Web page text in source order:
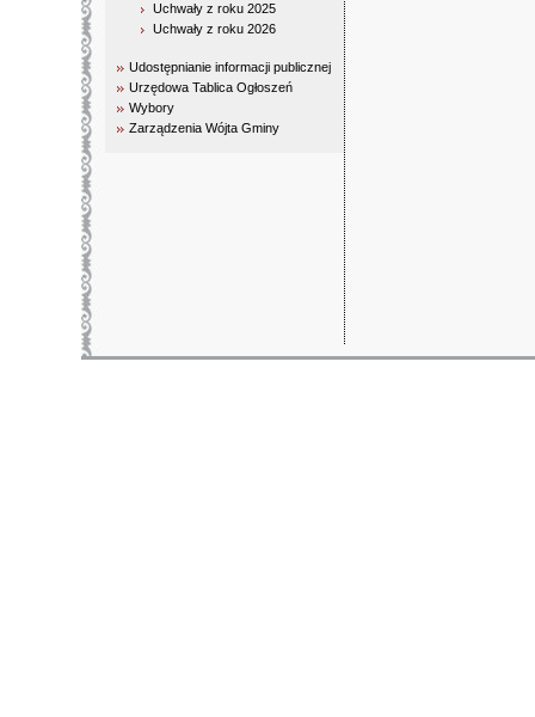
Uchwały z roku 2025
Uchwały z roku 2026
Udostępnianie informacji publicznej
Urzędowa Tablica Ogłoszeń
Wybory
Zarządzenia Wójta Gminy